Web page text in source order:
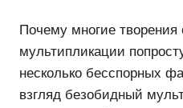
Почему многие творения
мультипликации
несколько бесспорных
взгляд безобидный